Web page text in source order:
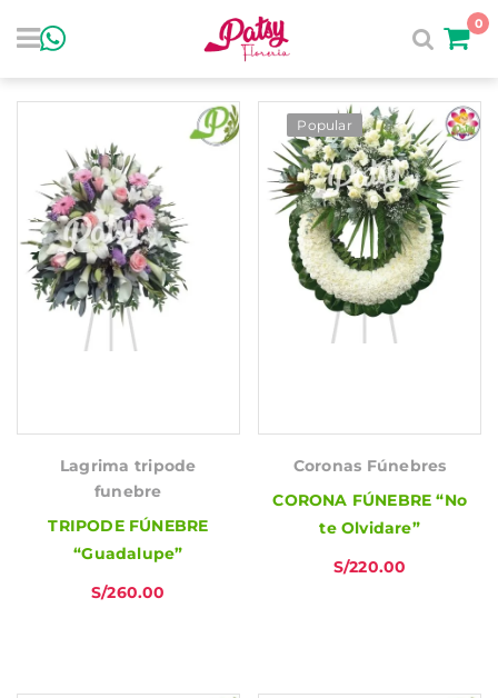
0
Lagrima tripode
funebre
TRIPODE FÚNEBRE
“Guadalupe”
S/260.00
Popular
Coronas Fúnebres
CORONA FÚNEBRE “No
te Olvidare”
S/220.00